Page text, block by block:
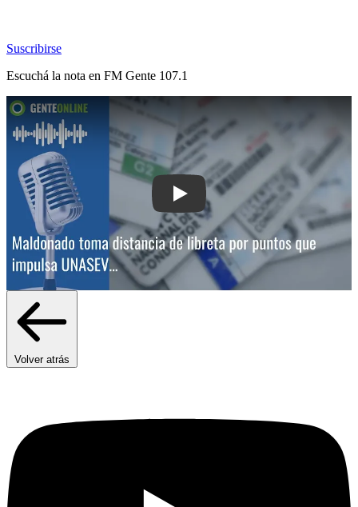
Suscribirse
Escuchá la nota en FM Gente 107.1
Play: Maldonado toma distancia de
Volver atrás